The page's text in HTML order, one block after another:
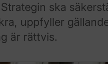
ska
uppfyller
är rättvis.